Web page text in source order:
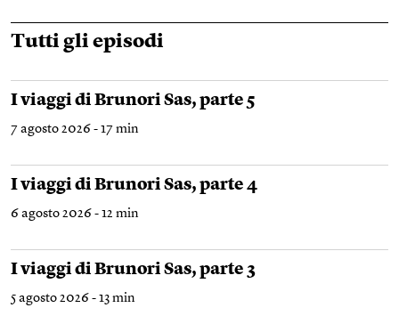
Tutti gli episodi
I viaggi di Brunori Sas, parte 5
7 agosto 2026 - 17 min
I viaggi di Brunori Sas, parte 4
6 agosto 2026 - 12 min
I viaggi di Brunori Sas, parte 3
5 agosto 2026 - 13 min